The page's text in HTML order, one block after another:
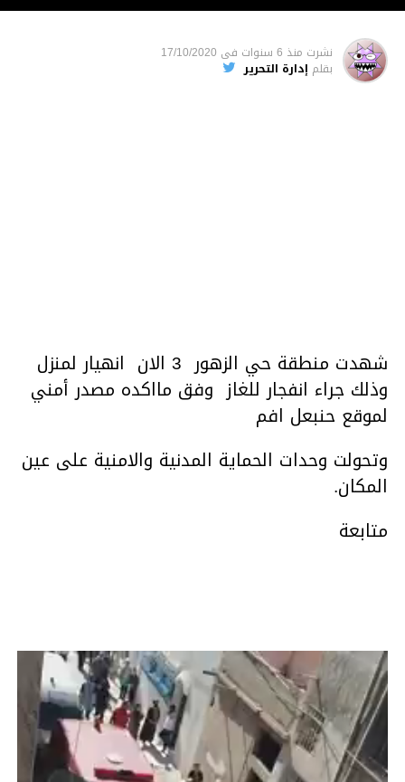
نشرت منذ 6 سنوات فى 17/10/2020
بقلم إدارة التحرير
شهدت منطقة حي الزهور 3 الان انهيار لمنزل
وذلك جراء انفجار للغاز وفق مااكده مصدر أمني
لموقع حنبعل افم
وتحولت وحدات الحماية المدنية والامنية على عين
المكان.
متابعة